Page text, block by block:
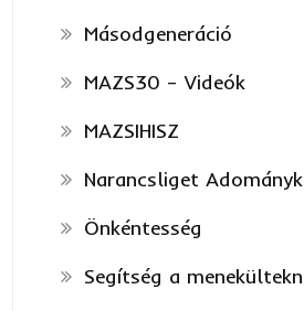
Másodgeneráció
MAZS30 – Videók
MAZSIHISZ
Narancsliget
Önkéntesség
Segítség a